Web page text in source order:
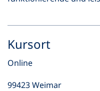
Kursort
Online
99423 Weimar